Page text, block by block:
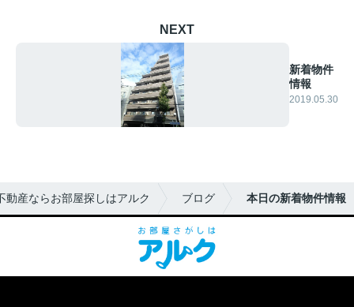
NEXT
新着物件
情報
2019.05.30
動産ならお部屋探しはアルク ブログ 本日の新着物件情報